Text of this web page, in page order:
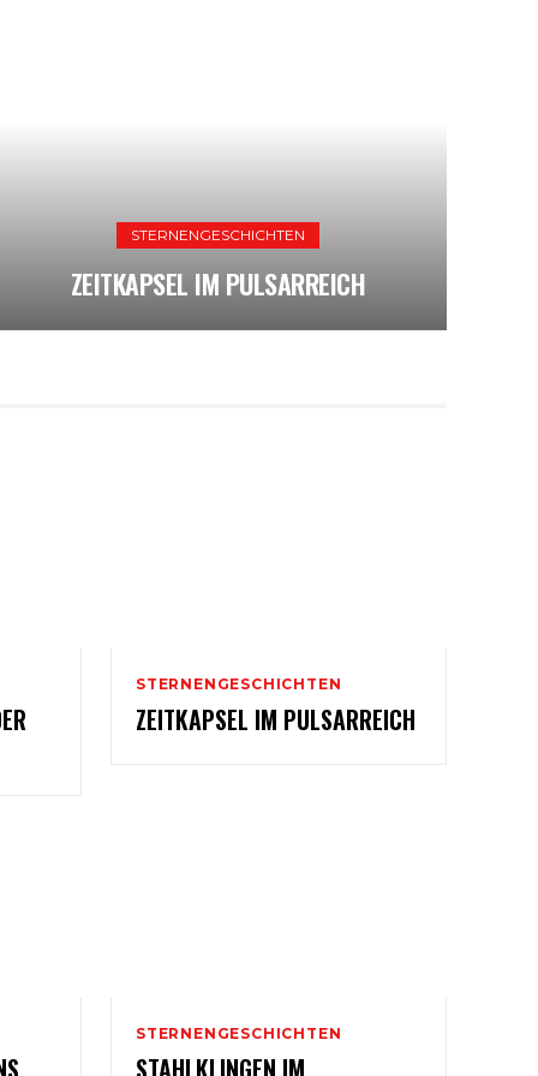
STERNENGESCHICHTEN
ZEITKAPSEL IM PULSARREICH
STERNENGESCHICHTEN
ZEITKAPSEL IM PULSARREICH
STERNENGESCHICHTEN